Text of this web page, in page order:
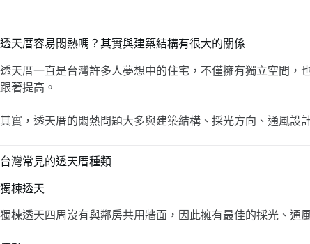
透天厝容易悶熱嗎？其實與建築結構有很大的關係
透天厝一直是台灣許多人夢想中的住宅，不僅擁有獨立空間，
跟著提高。
其實，透天厝的悶熱問題大多與建築結構、採光方向、通風設
台灣常見的透天厝種類
獨棟透天
獨棟透天四周沒有與鄰房共用牆面，因此擁有最佳的採光、通